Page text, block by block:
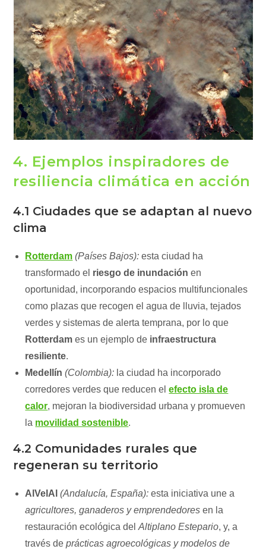
4. Ejemplos inspiradores de
resiliencia climática en acción
4.1 Ciudades que se adaptan al nuevo
clima
Rotterdam (Países Bajos): esta ciudad ha
transformado el riesgo de inundación en
oportunidad, incorporando espacios multifuncionales
como plazas que recogen el agua de lluvia, tejados
verdes y sistemas de alerta temprana, por lo que
Rotterdam es un ejemplo de infraestructura
resiliente.
Medellín (Colombia): la ciudad ha incorporado
corredores verdes que reducen elefecto isla de
calor, mejoran la biodiversidad urbana y promueven
la movilidad sostenible.
4.2 Comunidades rurales que
regeneran su territorio
AlVelAl (Andalucía, España): esta iniciativa une a
agricultores, ganaderos y emprendedores en la
restauración ecológica delAltiplano Estepario, y, a
través deprácticas agroecológicas y modelos de